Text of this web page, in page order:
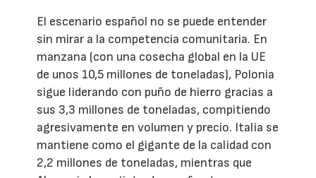
El escenario español no se puede entender
sin mirar a la competencia comunitaria. En
manzana (con una cosecha global en la UE
de unos 10,5 millones de toneladas), Polonia
sigue liderando con puño de hierro gracias a
sus 3,3 millones de toneladas, compitiendo
agresivamente en volumen y precio. Italia se
mantiene como el gigante de la calidad con
2,2 millones de toneladas, mientras que